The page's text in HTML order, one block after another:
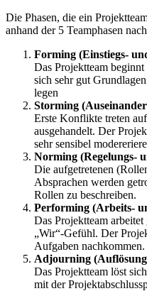
Die Phasen, die ein
anhand der 5 Teamphasen
Forming (Einstiegs-
Das Projektteam
sich sehr gut
legen
Storming
Erste Konflikte treten
ausgehandelt. Der
sehr sensibel
Norming (Regelungs-
Die aufgetretenen
Absprachen werden
Rollen zu beschreiben.
Performing (Arbeits-
Das Projektteam arbeitet
„Wir“-Gefühl. Der
Aufgaben nachkommen.
Adjourning
Das Projektteam löst
mit der